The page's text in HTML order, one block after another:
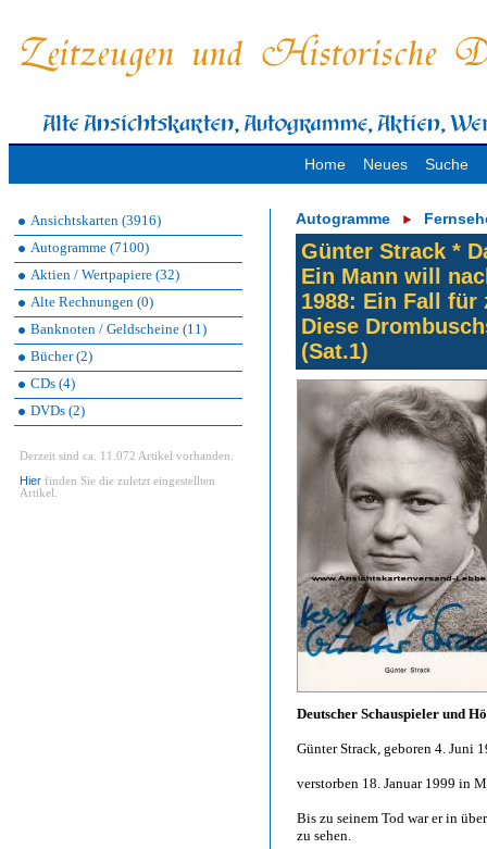
Home Neues Suche
Ansichtskarten (3916)
Autogramme (7100)
Aktien / Wertpapiere (32)
Alte Rechnungen (0)
Banknoten / Geldscheine (11)
Bücher (2)
CDs (4)
DVDs (2)
Derzeit sind ca. 11.072 Artikel vorhanden.
Hier finden Sie die zuletzt eingestellten
Artikel.
Autogramme
Günter Strack *
Ein Mann will
1988: Ein Fall für
Diese
(Sat.1)
Deutscher Schauspieler und
Günter Strack, geboren 4. Juni
verstorben 18. Januar 1999 in
Bis zu seinem Tod war er in
zu sehen.